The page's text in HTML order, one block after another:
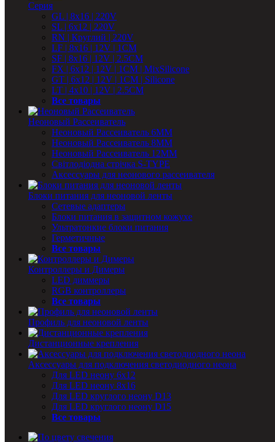
Серия
GL | 8x16 | 220V
SL | 6x12 | 220V
RN | Круглий | 220V
LF | 8x16 | 12V | 1CM
SF | 8x16 | 12V | 2.5CM
FX | 6x12 | 12V | 1CM | MixSilicone
GT | 6x12 | 12V | 1CM | Silicone
LT | 4x10 | 12V | 2.5CM
Все товары
Неоновый Рассеиватель
Неоновый Рассеиватель 6ММ
Неоновый Рассеиватель 8ММ
Неоновый Рассеиватель 12ММ
Світлодіодна стрічка S-TYPE
Аксессуары для неонового рассеивателя
Блоки питания для неоновой ленты
Сетевые адаптеры
Блоки питания в защитном кожухе
Ультратонкие блоки питания
Герметичные
Все товары
Контроллеры и Димеры
LED диммеры
RGB контроллеры
Все товары
Профиль для неоновой ленты
Дистанционные крепления
Аксессуары для подключения светодиодного неона
Для LED неону 6х12
Для LED неону 8х16
Для LED круглого неону D13
Для LED круглого неону D15
Все товары